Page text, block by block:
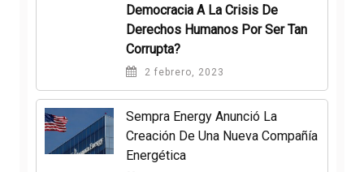
Democracia A La Crisis De
Derechos Humanos Por Ser Tan
Corrupta?
2 febrero, 2023
Sempra Energy Anunció La
Creación De Una Nueva Compañía
Energética